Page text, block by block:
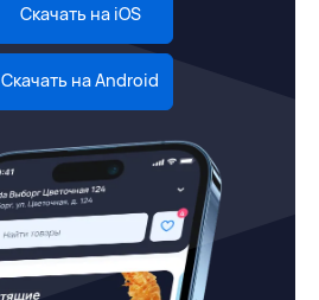
Скачать на iOS
Скачать на Android